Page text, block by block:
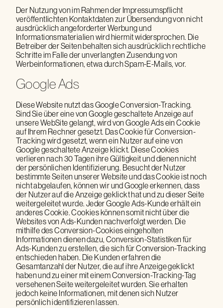
Der Nutzung von im Rahmen der Impressumspflicht
veröffentlichten Kontaktdaten zur Übersendung von nicht
ausdrücklich angeforderter Werbung und
Informationsmaterialien wird hiermit widersprochen. Die
Betreiber der Seiten behalten sich ausdrücklich rechtliche
Schritte im Falle der unverlangten Zusendung von
Werbeinformationen, etwa durch Spam-E-Mails, vor.
Google Ads
Diese Website nutzt das Google Conversion-Tracking.
Sind Sie über eine von Google geschaltete Anzeige auf
unsere WebSite gelangt, wird von Google Ads ein Cookie
auf Ihrem Rechner gesetzt. Das Cookie für Conversion-
Tracking wird gesetzt, wenn ein Nutzer auf eine von
Google geschaltete Anzeige klickt. Diese Cookies
verlieren nach 30 Tagen ihre Gültigkeit und dienen nicht
der persönlichen Identifizierung. Besucht der Nutzer
bestimmte Seiten unserer Website und das Cookie ist noch
nicht abgelaufen, können wir und Google erkennen, dass
der Nutzer auf die Anzeige geklickt hat und zu dieser Seite
weitergeleitet wurde. Jeder Google Ads-Kunde erhält ein
anderes Cookie. Cookies können somit nicht über die
Websites von Ads-Kunden nachverfolgt werden. Die
mithilfe des Conversion-Cookies eingeholten
Informationen dienen dazu, Conversion-Statistiken für
Ads-Kunden zu erstellen, die sich für Conversion-Tracking
entschieden haben. Die Kunden erfahren die
Gesamtanzahl der Nutzer, die auf ihre Anzeige geklickt
haben und zu einer mit einem Conversion-Tracking-Tag
versehenen Seite weitergeleitet wurden. Sie erhalten
jedoch keine Informationen, mit denen sich Nutzer
persönlich identifizieren lassen.